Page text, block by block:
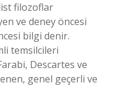
filozoflar
ve deney öncesi
bilgi denir.
temsilcileri
Descartes ve
genel geçerli ve